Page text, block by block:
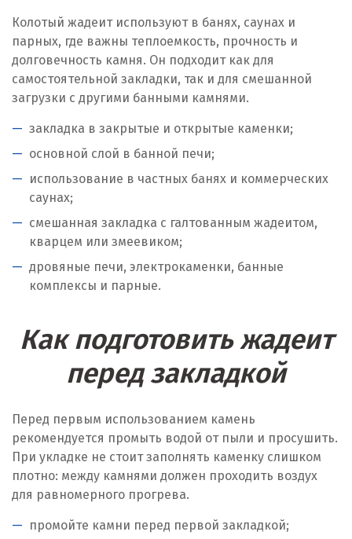
Колотый жадеит используют в банях, саунах и
парных, где важны теплоемкость, прочность и
долговечность камня. Он подходит как для
самостоятельной закладки, так и для смешанной
загрузки с другими банными камнями.
закладка в закрытые и открытые каменки;
основной слой в банной печи;
использование в частных банях и коммерческих
саунах;
смешанная закладка с галтованным жадеитом,
кварцем или змеевиком;
дровяные печи, электрокаменки, банные
комплексы и парные.
Как подготовить жадеит
перед закладкой
Перед первым использованием камень
рекомендуется промыть водой от пыли и просушить.
При укладке не стоит заполнять каменку слишком
плотно: между камнями должен проходить воздух
для равномерного прогрева.
промойте камни перед первой закладкой;